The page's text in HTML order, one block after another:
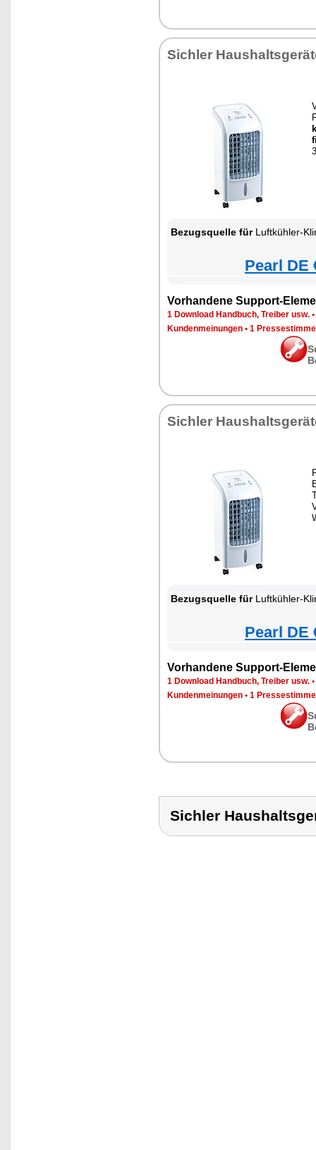
Sichler
Bezugsquelle fürLuftkühler-
Pearl DE
Vorhandene Support-
1 Download Handbuch, Treiber usw. •
Kundenmeinungen • 1
Sichler
Bezugsquelle fürLuftkühler-
Pearl DE
Vorhandene Support-
1 Download Handbuch, Treiber usw. •
Kundenmeinungen • 1
Sichler